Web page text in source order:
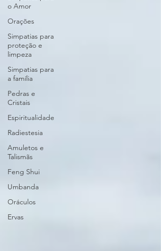
o Amor
Orações
Simpatias para
proteção e
limpeza
Simpatias para
a família
Pedras e
Cristais
Espiritualidade
Radiestesia
Amuletos e
Talismãs
Feng Shui
Umbanda
Oráculos
Ervas